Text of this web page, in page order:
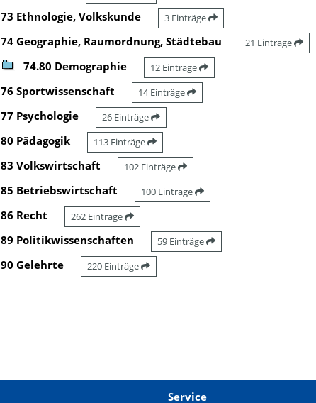
73 Ethnologie, Volkskunde 3 Einträge
74 Geographie, Raumordnung, Städtebau 21 Einträge
74.80 Demographie 12 Einträge
76 Sportwissenschaft 14 Einträge
77 Psychologie 26 Einträge
80 Pädagogik 113 Einträge
83 Volkswirtschaft 102 Einträge
85 Betriebswirtschaft 100 Einträge
86 Recht 262 Einträge
89 Politikwissenschaften 59 Einträge
90 Gelehrte 220 Einträge
Service